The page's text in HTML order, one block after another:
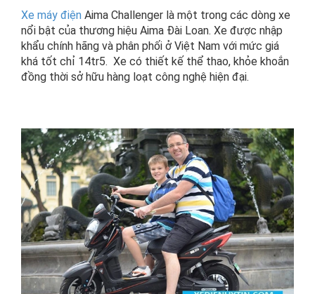
Xe máy điện Aima Challenger là một trong các dòng xe
nổi bật của thương hiệu Aima Đài Loan. Xe được nhập
khẩu chính hãng và phân phối ở Việt Nam với mức giá
khá tốt chỉ 14tr5. Xe có thiết kế thể thao, khỏe khoắn
đồng thời sở hữu hàng loạt công nghệ hiện đại.